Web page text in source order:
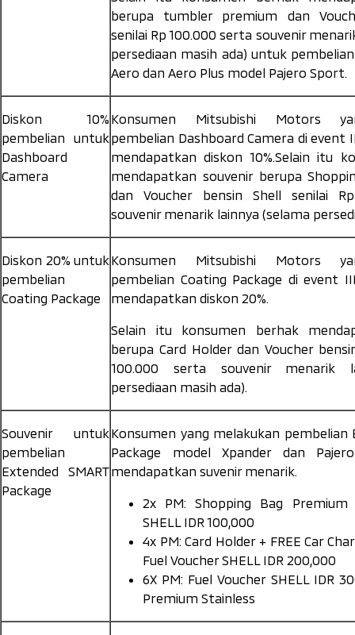
berupa tumbler premium dan
senilai Rp 100.000 serta souvenir
persediaan masih ada) untuk
Aero dan Aero Plus model Pajero Sport.
Diskon 10%
pembelian untuk
Dashboard
Camera
Konsumen Mitsubishi Motors
pembelian Dashboard Camera di event
mendapatkan diskon 10%.Selain itu
mendapatkan souvenir berupa
dan Voucher bensin Shell senilai
souvenir menarik lainnya (selama
Diskon 20% untuk
pembelian
Coating Package
Konsumen Mitsubishi Motors
pembelian Coating Package di event
mendapatkan diskon 20%.
Selain itu konsumen berhak
berupa Card Holderdan Voucher
100.000 serta souvenir menarik
persediaan masih ada).
Souvenir untuk
pembelian
Extended SMART
Package
Konsumen yang melakukan pembelian
Package model Xpander dan
mendapatkan suvenir menarik.
2x PM: Shopping Bag Premium
SHELL IDR 100,000
4x PM: Card Holder + FREE Car
Fuel Voucher SHELL IDR 200,000
6X PM: Fuel Voucher SHELL IDR
Premium Stainless